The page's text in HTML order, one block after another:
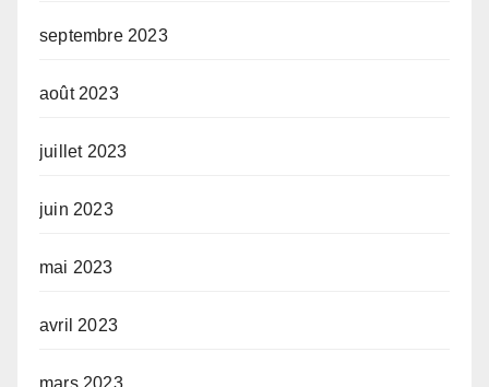
septembre 2023
août 2023
juillet 2023
juin 2023
mai 2023
avril 2023